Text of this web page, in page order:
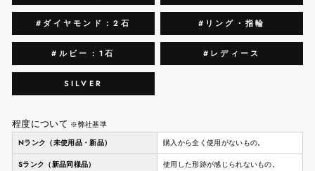
#ダイヤモンド：2石 #リング・指輪
#ルビー：1石 #レディース
SILVER
程度について ※弊社基準
Nランク（未使用品・新品）
購入から全く使用がないもの。
Sランク（新品同様品） 使用した形跡が感じられないもの。